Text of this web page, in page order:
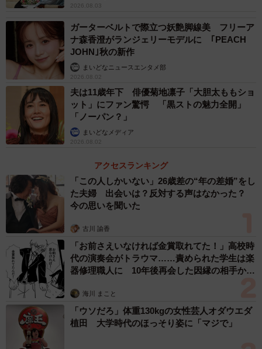
2026.08.03
ガーターベルトで際立つ妖艶脚線美 フリーア
ナ森香澄がランジェリーモデルに ｢PEACH
JOHN｣秋の新作
まいどなニュースエンタメ部
2026.08.02
夫は11歳年下 俳優菊地凛子「大胆太ももショ
ット」にファン驚愕 「黒ストの魅力全開」
「ノーパン？」
まいどなメディア
2026.08.02
アクセスランキング
「この人しかいない」26歳差の“年の差婚”をし
た夫婦 出会いは？反対する声はなかった？
今の思いを聞いた
古川 諭香
「お前さえいなければ金賞取れてた！」高校時
代の演奏会がトラウマ……責められた学生は楽
器修理職人に 10年後再会した因縁の相手から
海川 まこと
「ウソだろ」体重130kgの女性芸人オダウエダ
植田 大学時代のほっそり姿に「マジで」